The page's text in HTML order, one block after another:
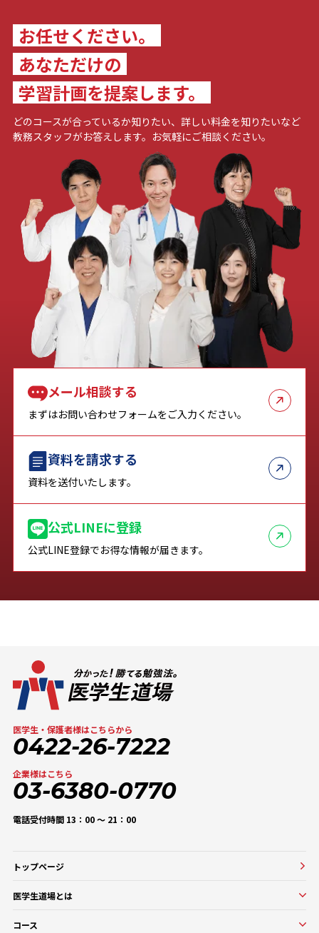
お任せください。
あなただけの
学習計画を提案します。
どのコースが合っているか知りたい、詳しい料金を知りたいなど
教務スタッフがお答えします。お気軽にご相談ください。
メール相談する
まずはお問い合わせフォームをご入力ください。
資料を請求する
資料を送付いたします。
公式LINEに登録
公式LINE登録でお得な情報が届きます。
医学生・保護者様はこちらから
0422-26-7222
企業様はこちら
03-6380-0770
電話受付時間 13：00 〜 21：00
トップページ
医学生道場とは
コース